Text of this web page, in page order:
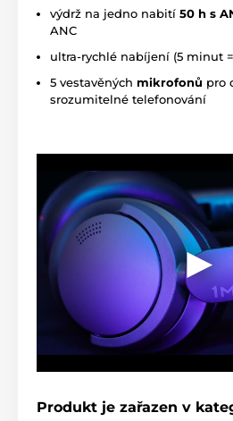
výdrž na jedno nabití 50 h s
ANC
ultra-rychlé nabíjení (5 minut
5 vestavěných mikrofonů pro
srozumitelné telefonování
Produkt je zařazen v